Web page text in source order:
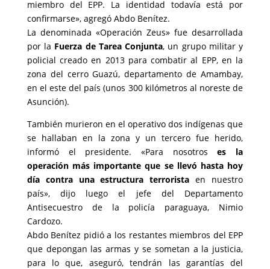
miembro del EPP. La identidad todavía está por
confirmarse», agregó Abdo Benítez.
La denominada «Operación Zeus» fue desarrollada
por la Fuerza de Tarea Conjunta, un grupo militar y
policial creado en 2013 para combatir al EPP, en la
zona del cerro Guazú, departamento de Amambay,
en el este del país (unos 300 kilómetros al noreste de
Asunción).
También murieron en el operativo dos indígenas que
se hallaban en la zona y un tercero fue herido,
informó el presidente. «Para nosotroses la
operación más importante que se llevó hasta hoy
día contra una estructura terrorista en nuestro
país», dijo luego el jefe del Departamento
Antisecuestro de la policía paraguaya, Nimio
Cardozo.
Abdo Benítez pidió a los restantes miembros del EPP
que depongan las armas y se sometan a la justicia,
para lo que, aseguró, tendrán las garantías del